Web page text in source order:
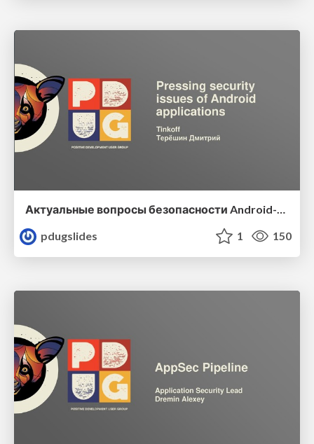
Актуальные вопросы безопасности Android-приложений
pdugslides
1 150